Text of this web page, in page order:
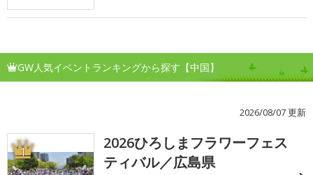
GW人気イベントランキングから探す【中国】
2026/08/07 更新
1
2026ひろしまフラワーフェス
ティバル／広島県